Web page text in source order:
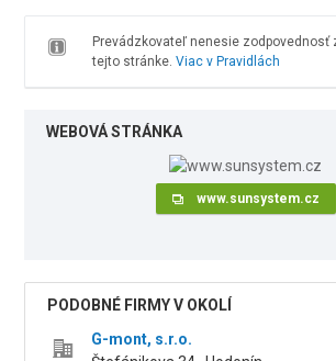
Prevádzkovateľ nenesie zodpovednosť
tejto stránke. Viac v Pravidlách
WEBOVÁ STRÁNKA
www.sunsystem.cz
PODOBNÉ FIRMY V OKOLÍ
G-mont, s.r.o.